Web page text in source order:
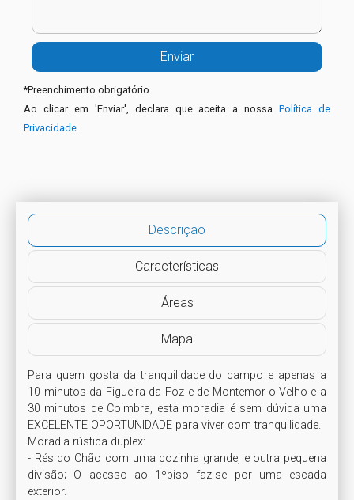
*Preenchimento obrigatório
Ao clicar em 'Enviar', declara que aceita a nossaPolítica de
Privacidade
Descrição
Características
Áreas
Mapa
Para quem gosta da tranquilidade do campo e apenas a
10 minutos da Figueira da Foz e de Montemor-o-Velho e a
30 minutos de Coimbra, esta moradia é sem dúvida uma
EXCELENTE OPORTUNIDADE para viver com tranquilidade.
Moradia rústica duplex:
- Rés do Chão com uma cozinha grande, e outra pequena
divisão; O acesso ao 1ºpiso faz-se por uma escada
exterior.